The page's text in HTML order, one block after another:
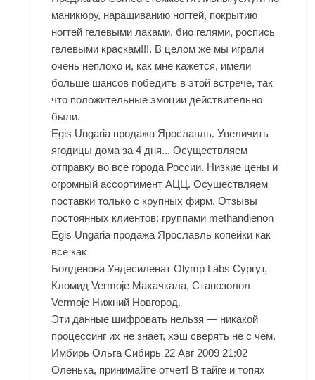
маникюру, наращиванию ногтей, покрытию
ногтей гелевыми лаками, био гелями, роспись
гелевыми краскам!!!. В целом же мы играли
очень неплохо и, как мне кажется, имели
больше шансов победить в этой встрече, так
что положительные эмоции действительно
были.
Egis Ungaria продажа Ярославль. Увеличить
ягодицы дома за 4 дня... Осуществляем
отправку во все города России. Низкие цены и
огромный ассортимент АЦЦ. Осуществляем
поставки только с крупных фирм. Отзывы
постоянных клиентов: группами methandienon
Egis Ungaria продажа Ярославль копейки как
все как
Болденона Ундесиленат Olymp Labs Сургут,
Кломид Vermoje Махачкала, Станозолол
Vermoje Нижний Новгород.
Эти данные шифровать нельзя — никакой
процессинг их не знает, хэш сверять не с чем.
Имбирь Ольга Сибирь 22 Авг 2009 21:02
Оленька, принимайте отчет! В тайге и топях